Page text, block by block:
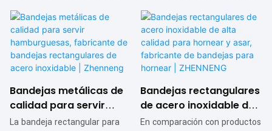
para servir, bandejas
rectangulares para
servir | ZHENNENG
ofrece ventajas incomparables
en rendimiento, calidad y
apariencia, y goza de una
excelente reputación en el
mercado. ZHENNENG analiza
las deficiencias de sus
productos anteriores y los
mejora continuamente. Las
y restaurantes -
ZHENNENG
por mayor, para hoteles y
restaurantes, ofrecen ventajas
incomparables en rendimiento,
calidad, apariencia, etc., y
gozan de una excelente
reputación. ZHENNENG analiza
las deficiencias de sus
Bandejas metálicas de
calidad para servir
hamburguesas,
La bandeja rectangular para
Bandejas rectangulares
de acero inoxidable de
alta calidad para
En comparación con productos